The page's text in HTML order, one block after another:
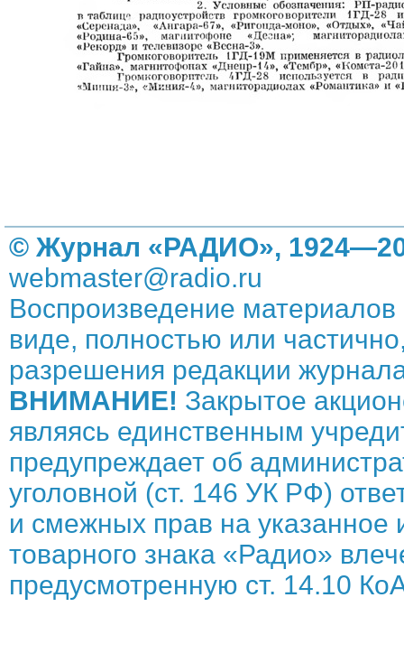
© Журнал «РАДИО»,
webmaster@radio.ru
Воспроизведение
виде, полностью или
разрешения редакции
ВНИМАНИЕ! Закрытое
являясь единственным
предупреждает об
уголовной (ст. 146 УК РФ)
и смежных прав на указанное
товарного знака «Радио»
предусмотренную ст. 14.10